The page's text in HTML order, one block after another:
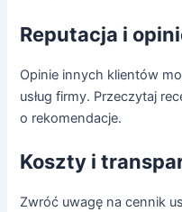
Reputacja i
Opinie innych klientów
usług firmy. Przeczytaj
o rekomendacje.
Koszty i
Zwróć uwagę na cennik